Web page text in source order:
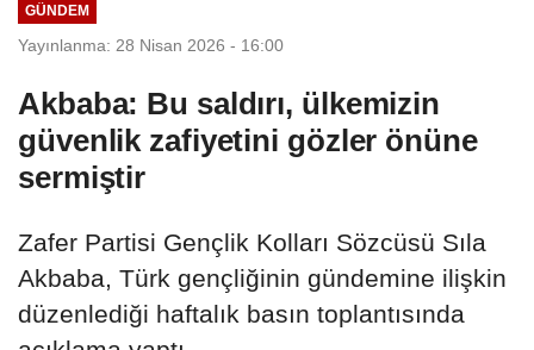
GÜNDEM
Yayınlanma: 28 Nisan 2026 - 16:00
Akbaba: Bu saldırı, ülkemizin
güvenlik zafiyetini gözler önüne
sermiştir
Zafer Partisi Gençlik Kolları Sözcüsü Sıla
Akbaba, Türk gençliğinin gündemine ilişkin
düzenlediği haftalık basın toplantısında